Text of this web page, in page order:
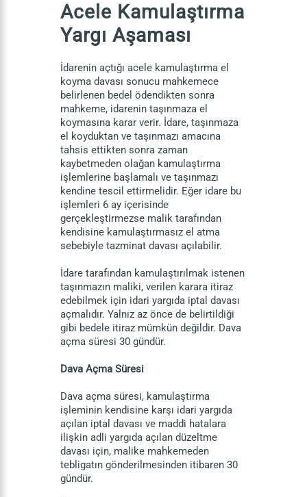
Acele Kamulaştırma
Yargı Aşaması
İdarenin açtığı acele kamulaştırma el
koyma davası sonucu mahkemece
belirlenen bedel ödendikten sonra
mahkeme, idarenin taşınmaza el
koymasına karar verir. İdare, taşınmaza
el koyduktan ve taşınmazı amacına
tahsis ettikten sonra zaman
kaybetmeden olağan kamulaştırma
işlemlerine başlamalı ve taşınmazı
kendine tescil ettirmelidir. Eğer idare bu
işlemleri 6 ay içerisinde
gerçekleştirmezse malik tarafından
kendisine kamulaştırmasız el atma
sebebiyle tazminat davası açılabilir.
İdare tarafından kamulaştırılmak istenen
taşınmazın maliki, verilen karara itiraz
edebilmek için idari yargıda iptal davası
açmalıdır. Yalnız az önce de belirtildiği
gibi bedele itiraz mümkün değildir. Dava
açma süresi 30 gündür.
Dava Açma Süresi
Dava açma süresi, kamulaştırma
işleminin kendisine karşı idari yargıda
açılan iptal davası ve maddi hatalara
ilişkin adli yargıda açılan düzeltme
davası için, malike mahkemeden
tebligatın gönderilmesinden itibaren 30
gündür.